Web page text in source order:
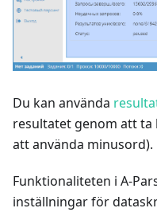
Du kan använda
resultatet genom att
att använda minusord).
Funktionaliteten i A-
inställningar för